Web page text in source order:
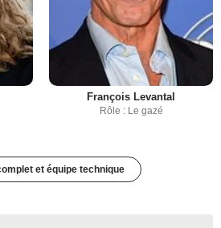
François Levantal
Rôle : Le gazé
et équipe technique